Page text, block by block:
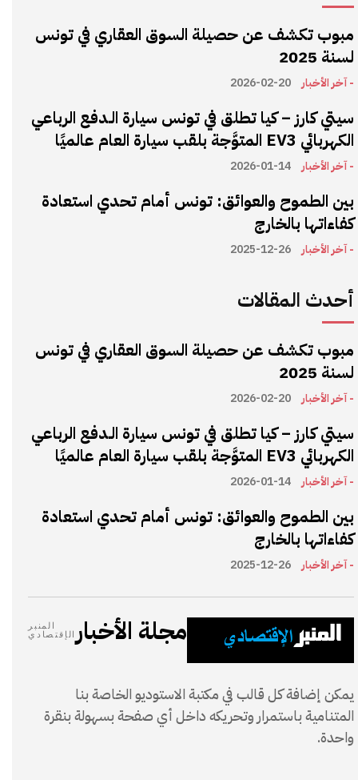
مبوب تكشف عن حصيلة السوق العقاري في تونس
لسنة 2025
- آخر الأخبار 2026-02-20
سيتي كارز – كيا تطلق في تونس سيارة الـدفع الرباعي
الكهربائي EV3 المتوَّجة بلقب سيارة العام عالميًا
- آخر الأخبار 2026-01-14
بين الطموح والعوائق: تونس أمام تحدي استعادة
كفاءاتها بالخارج
- آخر الأخبار 2025-12-26
أحدث المقالات
مبوب تكشف عن حصيلة السوق العقاري في تونس
لسنة 2025
- آخر الأخبار 2026-02-20
سيتي كارز – كيا تطلق في تونس سيارة الـدفع الرباعي
الكهربائي EV3 المتوَّجة بلقب سيارة العام عالميًا
- آخر الأخبار 2026-01-14
بين الطموح والعوائق: تونس أمام تحدي استعادة
كفاءاتها بالخارج
- آخر الأخبار 2025-12-26
مجلة الأخبار
المنبر
الإقتصادي
يمكن إضافة كل قالب في مكتبة الاستوديو الخاصة بنا
المتنامية باستمرار وتحريكه داخل أي صفحة بسهولة بنقرة
واحدة.